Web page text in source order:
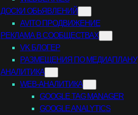
ДОСКИ ОБЬЯВЛЕНИЙ
AVITO ПРОДВИЖЕНИЕ
РЕКЛАМА В СООБЩЕСТВАХ
VK БЛОГЕР
РАЗМЕЩЕНИЯ ПО МЕДИАПЛАНУ
АНАЛИТИКА
WEB-АНАЛИТИКА
GOOGLE TAG MANAGER
GOOGLE ANALYTICS